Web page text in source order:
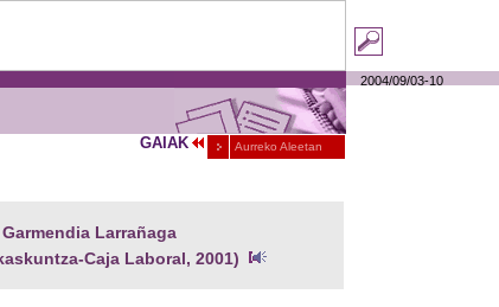
Larrañaga
Caja Laboral, 2001)
GAIAK Aurreko Aleetan
2004/09/03-10